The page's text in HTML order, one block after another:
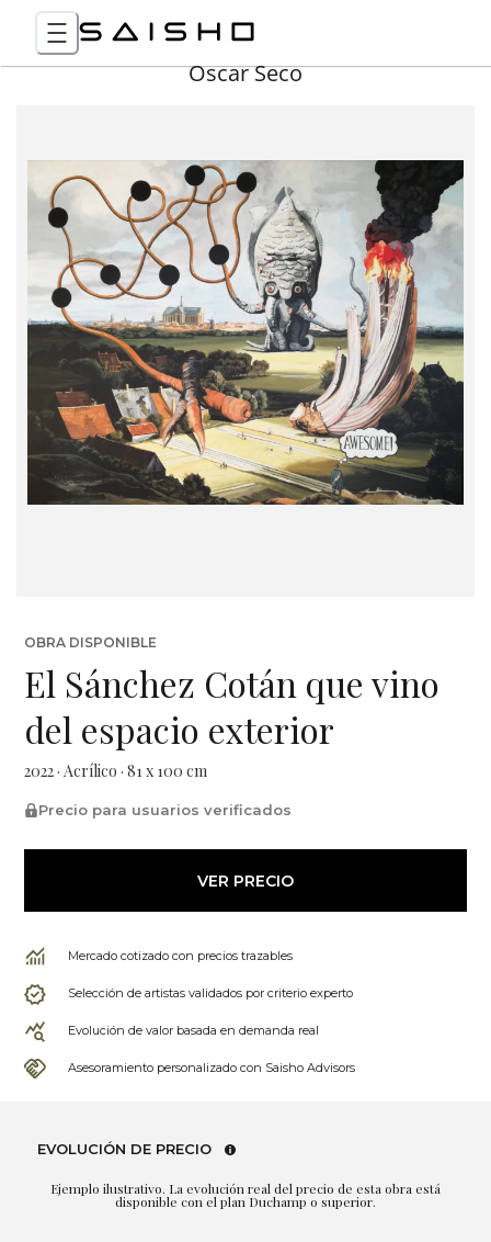
Óscar Seco
OBRA DISPONIBLE
El Sánchez Cotán que vino
del espacio exterior
2022 · Acrílico · 81 x 100 cm
Precio para usuarios verificados
VER PRECIO
Mercado cotizado con precios trazables
Selección de artistas validados por criterio experto
Evolución de valor basada en demanda real
Asesoramiento personalizado con Saisho Advisors
EVOLUCIÓN DE PRECIO
Ejemplo ilustrativo. La evolución real del precio de esta obra está
disponible con el plan Duchamp o superior.